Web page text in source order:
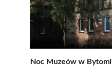
Noc Muzeów w